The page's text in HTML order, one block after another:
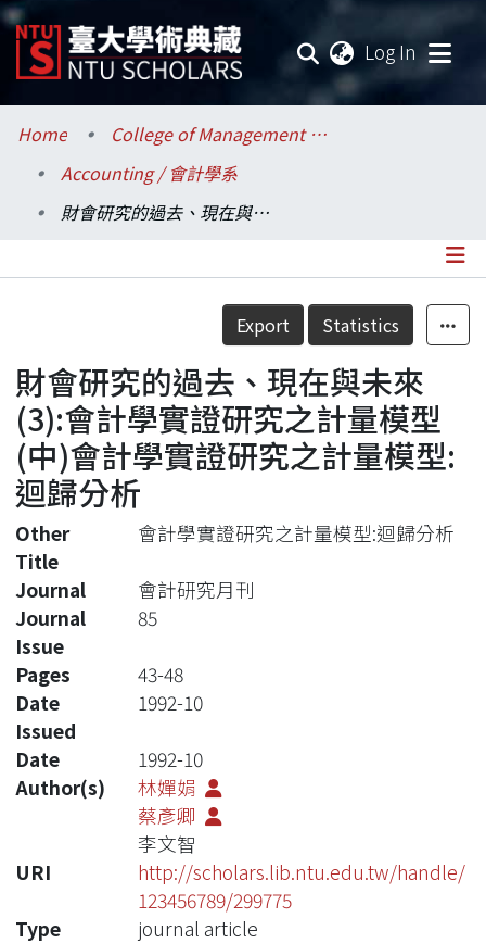
Log In
Communities & Collections
Research Outputs
Statistics
Home
College of Management / 管理學院
Accounting / 會計學系
財會研究的過去、現在與未來(3):會計學實證研究之計量模型(中)會計學實證研究之計量模型:迴歸分析
Details
Export Statistics
財會研究的過去、現在與未來
(3):會計學實證研究之計量模型
(中)會計學實證研究之計量模型:
迴歸分析
Other
Title
會計學實證研究之計量模型:迴歸分析
Journal
會計研究月刊
Journal
Issue
85
Pages
43-48
Date
Issued
1992-10
Date
1992-10
Author(s)
林嬋娟
蔡彥卿
李文智
URI
http://scholars.lib.ntu.edu.tw/handle/
123456789/299775
Type
journal article